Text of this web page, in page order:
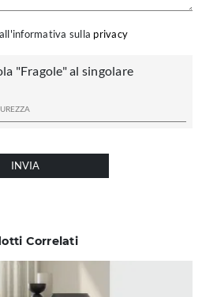
Correlati
sulla privacy
"Fragole" al singolare
INVIA